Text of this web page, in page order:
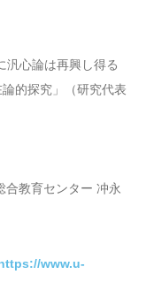
汎心論は再興し得る
的探究」（研究代表
教育センター 冲永
www.u-